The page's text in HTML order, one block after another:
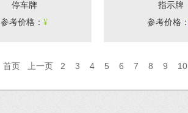
停车牌
参考价格 ： ¥
指示牌
参考价格 ：
首页 上一页 2 3 4 5 6 7 8 9 10